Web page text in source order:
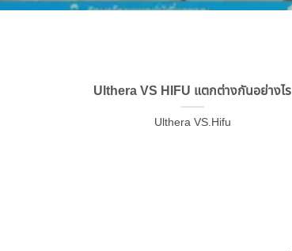
Ulthera VS HIFU แตกต่างกันอย่างไร
Ulthera VS.Hifu